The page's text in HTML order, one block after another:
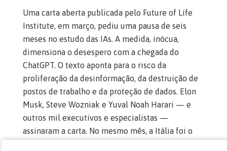
Uma carta aberta publicada pelo Future of Life
Institute, em março, pediu uma pausa de seis
meses no estudo das IAs. A medida, inócua,
dimensiona o desespero com a chegada do
ChatGPT. O texto aponta para o risco da
proliferação da desinformação, da destruição de
postos de trabalho e da proteção de dados. Elon
Musk, Steve Wozniak e Yuval Noah Harari — e
outros mil executivos e especialistas —
assinaram a carta. No mesmo mês, a Itália foi o